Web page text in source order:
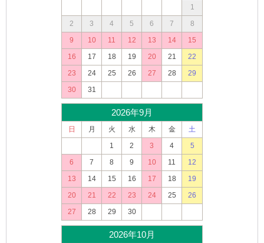
1
2
3 4 5 6 7
8
9
10 11 12 13 14
15
16
17 18 19 20 21
22
23
24 25 26 27 28
29
30
31
2026年9月
日 月 火 水 木 金
土
1
2 3 4
5
6
7 8 9 10 11
12
13
14 15 16 17 18
19
20
21 22 23 24 25
26
27
28 29 30
2026年10月